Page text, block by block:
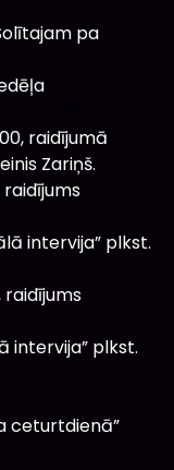
pa
raidījumā
Zariņš.
raidījums
intervija” plkst.
raidījums
intervija” plkst.
ceturtdienā”